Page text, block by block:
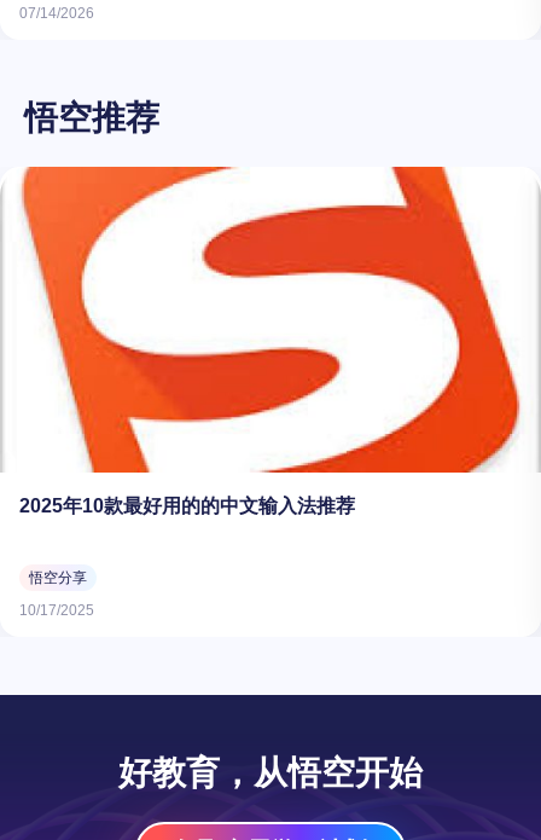
07/14/2026
悟空推荐
2025年10款最好用的的中文输入法推荐
悟空分享
10/17/2025
好教育，从悟空开始